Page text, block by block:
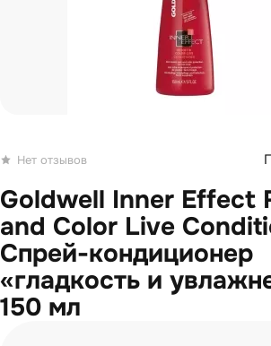
Нет отзывов
Goldwell Inner Effect
and Color Live
Спрей-кондиционер
«гладкость и
150 мл